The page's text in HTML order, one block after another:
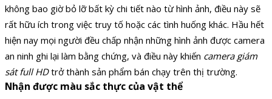
không bao giờ bỏ lỡ bất kỳ chi tiết nào từ hình ảnh, điều này sẽ
rất hữu ích trong việc truy tố hoặc các tình huống khác. Hầu hết
hiện nay mọi người đều chấp nhận những hình ảnh được camera
an ninh ghi lại làm bằng chứng, và điều này khiến camera giám
sát full HDtrở thành sản phẩm bán chạy trên thị trường.
Nhận được màu sắc thực của vật thể